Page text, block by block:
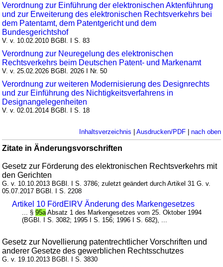
Verordnung zur Einführung der elektronischen Aktenführung
und zur Erweiterung des elektronischen Rechtsverkehrs bei
dem Patentamt, dem Patentgericht und dem
Bundesgerichtshof
V. v. 10.02.2010 BGBl. I S. 83
Verordnung zur Neuregelung des elektronischen
Rechtsverkehrs beim Deutschen Patent- und Markenamt
V. v. 25.02.2026 BGBl. 2026 I Nr. 50
Verordnung zur weiteren Modernisierung des Designrechts
und zur Einführung des Nichtigkeitsverfahrens in
Designangelegenheiten
V. v. 02.01.2014 BGBl. I S. 18
Inhaltsverzeichnis | Ausdrucken/PDF| nach oben
Zitate in Änderungsvorschriften
Gesetz zur Förderung des elektronischen Rechtsverkehrs mit
den Gerichten
G. v. 10.10.2013 BGBl. I S. 3786; zuletzt geändert durch Artikel 31 G. v.
05.07.2017 BGBl. I S. 2208
Artikel 10 FördElRV Änderung des Markengesetzes
... §95a Absatz 1 des Markengesetzes vom 25. Oktober 1994
(BGBl. I S. 3082; 1995 I S. 156; 1996 I S. 682), ...
Gesetz zur Novellierung patentrechtlicher Vorschriften und
anderer Gesetze des gewerblichen Rechtsschutzes
G. v. 19.10.2013 BGBl. I S. 3830